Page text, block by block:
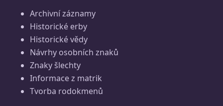
Archivní záznamy
Historické erby
Historické vědy
Návrhy osobních znaků
Znaky šlechty
Informace z matrik
Tvorba rodokmenů